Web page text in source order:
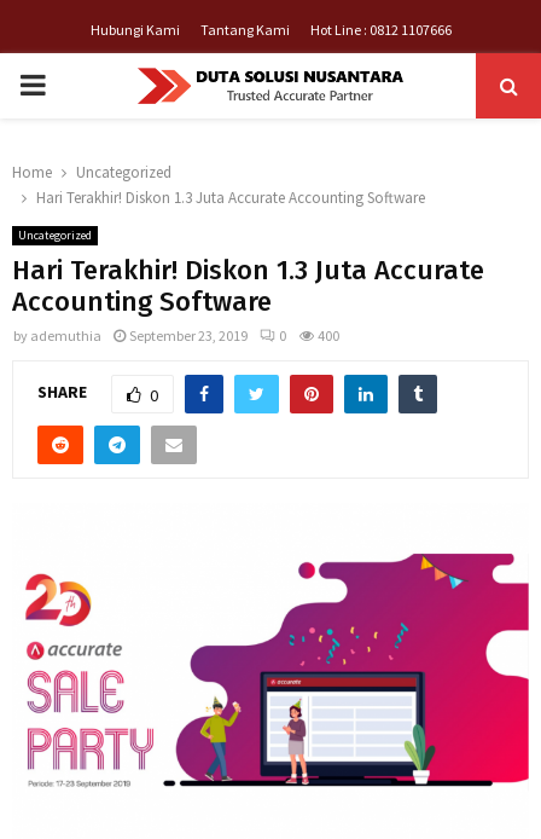
Hubungi Kami Tantang Kami Hot Line : 0812 1107666
PRIMARY
Home
Uncategorized
Hari Terakhir! Diskon 1.3 Juta Accurate Accounting Software
Uncategorized
Hari Terakhir! Diskon 1.3 Juta Accurate
Accounting Software
by ademuthia September 23, 2019 0 400
SHARE 0